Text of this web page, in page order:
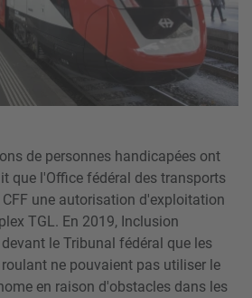
de personnes handicapées ont
que l'Office fédéral des transports
une autorisation d'exploitation
TGL. En 2019, Inclusion
le Tribunal fédéral que les
ne pouvaient pas utiliser le
en raison d'obstacles dans les